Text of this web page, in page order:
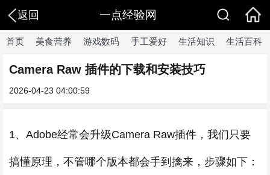
返回 一点经验网
首页 美食营养 游戏数码 手工爱好 生活知识 生活百科
Camera Raw 插件的下载和安装技巧
2026-04-23 04:00:59
1、Adobe经常会升级Camera Raw插件，我们只要
搞懂原理，不管哪个版本都会手到擒来，步骤如下：